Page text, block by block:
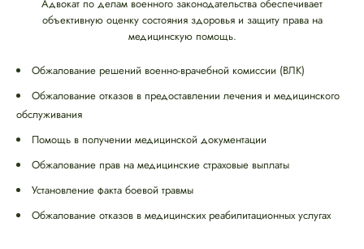
Адвокат по делам военного законодательства обеспечивает
объективную оценку состояния здоровья и защиту права на
медицинскую помощь.
Обжалование решений военно-врачебной комиссии (ВЛК)
Обжалование отказов в предоставлении лечения и медицинского
обслуживания
Помощь в получении медицинской документации
Обжалование прав на медицинские страховые выплаты
Установление факта боевой травмы
Обжалование отказов в медицинских реабилитационных услугах